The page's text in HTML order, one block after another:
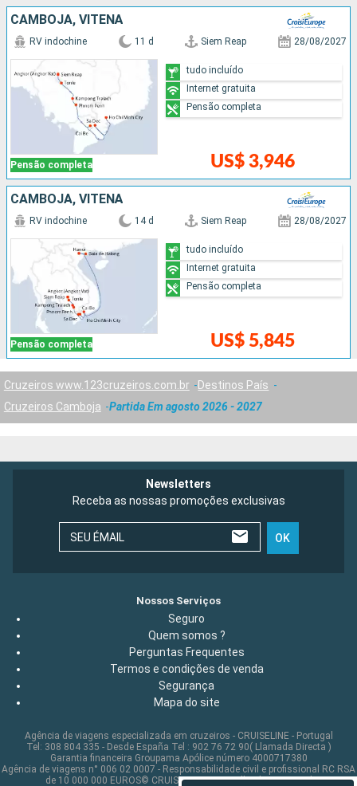
CAMBOJA, VITENÃ
Pensão completa
RV indochine 11 d Siem Reap 28/08/2027
US$ 3,946
tudo incluído
Internet gratuita
Pensão completa
CAMBOJA, VITENÃ
Pensão completa
RV indochine 14 d Siem Reap 28/08/2027
US$ 5,845
tudo incluído
Internet gratuita
Pensão completa
Cruzeiros www.123cruzeiros.com.br
Destinos País
Cruzeiros Camboja
Partida Em agosto 2026 - 2027
Newsletters
Receba as nossas promoções exclusivas
SEU ÉMAIL OK
Nossos Serviços
Seguro
Quem somos ?
Perguntas Frequentes
Termos e condições de venda
Segurança
Mapa do site
Agência de viagens especializada em cruzeiros - CRUISELINE - Portugal
Tel: 308 804 335 - Desde España Tel : 902 76 72 90( Llamada Directa )
Garantia financeira Groupama Apólice número 4000717380
Agência de viagens n° 006 02 0007 - Responsabilidade civil e profissional RC RSA
de 10 000 000 EUROS© CRUISELINE 2026 - all rights reserved